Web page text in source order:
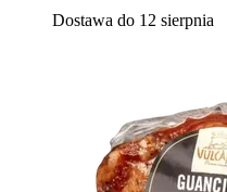
Dostawa do 12 sierpnia